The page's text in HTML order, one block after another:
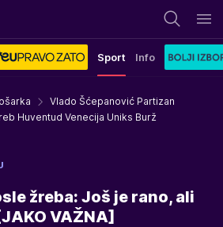
Sport Info
Vlado Šćepanović Partizan
Huventud Venecija Uniks Burž
žreba: Još je rano, ali
VAŽNA]